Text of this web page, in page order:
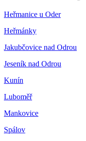
Heřmanice u Oder
Heřmánky
Jakubčovice nad Odrou
Jeseník nad Odrou
Kunín
Luboměř
Mankovice
Spálov